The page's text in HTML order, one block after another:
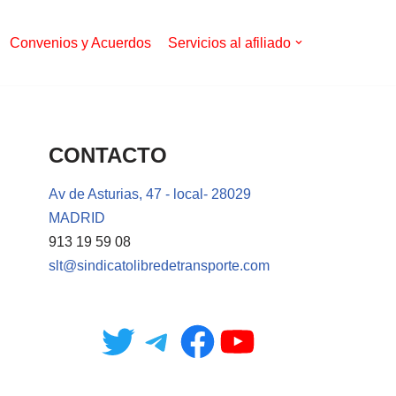
Convenios y Acuerdos Servicios al afiliado
CONTACTO
Av de Asturias, 47 - local- 28029
MADRID
913 19 59 08
slt@sindicatolibredetransporte.com